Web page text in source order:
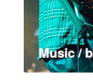
Music /